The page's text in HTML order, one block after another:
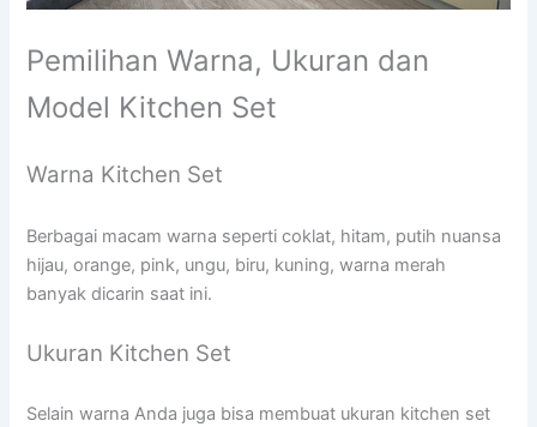
Pemilihan Warna, Ukuran dan
Model Kitchen Set
Warna Kitchen Set
Berbagai macam warna seperti coklat, hitam, putih nuansa
hijau, orange, pink, ungu, biru, kuning, warna merah
banyak dicarin saat ini.
Ukuran Kitchen Set
Selain warna Anda juga bisa membuat ukuran kitchen set